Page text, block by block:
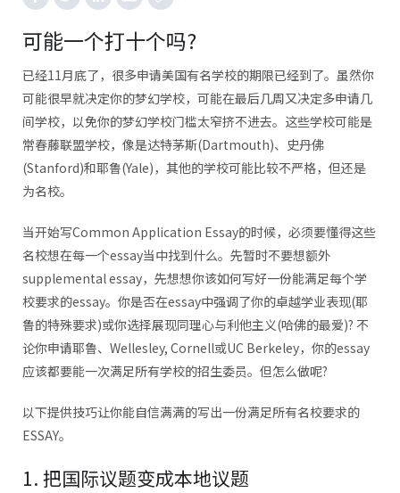
可能一个打十个吗?
已经11月底了，很多申请美国有名学校的期限已经到了。虽然你
可能很早就决定你的梦幻学校，可能在最后几周又决定多申请几
间学校，以免你的梦幻学校门槛太窄挤不进去。这些学校可能是
常春藤联盟学校，像是达特茅斯(Dartmouth)、史丹佛
(Stanford)和耶鲁(Yale)，其他的学校可能比较不严格，但还是
为名校。
当开始写Common Application Essay的时候，必须要懂得这些
名校想在每一个essay当中找到什么。先暂时不要想额外
supplemental essay，先想想你该如何写好一份能满足每个学
校要求的essay。你是否在essay中强调了你的卓越学业表现(耶
鲁的特殊要求)或你选择展现同理心与利他主义(哈佛的最爱)? 不
论你申请耶鲁、Wellesley, Cornell或UC Berkeley，你的essay
应该都要能一次满足所有学校的招生委员。但怎么做呢?
以下提供技巧让你能自信满满的写出一份满足所有名校要求的
ESSAY。
1. 把国际议题变成本地议题